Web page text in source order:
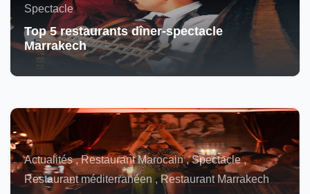
Spectacle
Top 5 restaurants dîner-spectacle
Marrakech
Actualités , Restaurant Marocain , Spectacle ,
Restaurant méditerranéen , Restaurant Marrakech